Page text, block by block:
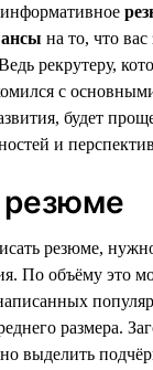
на то, что
рекрутеру,
с
будет
и
резюме
резюме,
По объёму это
размера.
выделить